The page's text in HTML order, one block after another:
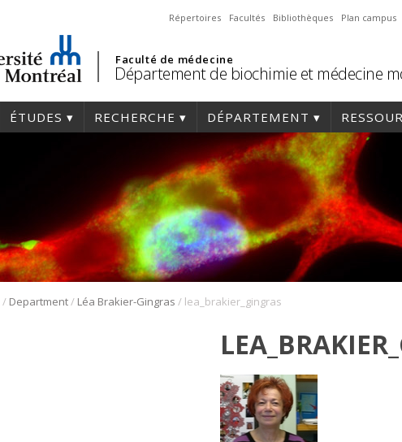
Répertoires Facultés Bibliothèques Plan campus
Faculté de médecine
Département de biochimie et médecine
ÉTUDES RECHERCHE DÉPARTEMENT
/ Department/ Léa Brakier-Gingras / lea_brakier_gingras